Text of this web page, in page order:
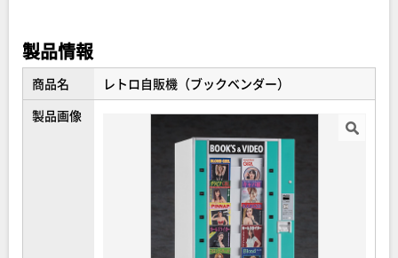
製品情報
商品名
レトロ自販機（ブックベンダー）
製品画像